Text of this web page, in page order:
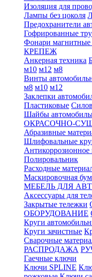
Изоляция для
Лампы без цоколя
Предохранители
Гофрированные
Фонари магнитные
КРЕПЕЖ
Анкерная техника
м10 м12 м8
Винты
м8 м10 м12
Заклепки
Пластиковые
Шайбы
ОКРАСОЧНО-
Абразивные
Шлифовальные
Полировальник
Расходные
Маскировочная
МЕБЕЛЬ ДЛЯ
Аксессуары для
Закрытые тележки
ОБОРУДОВАНИЕ
Круги
Круги зачистные
Сварочные
РАСПРОДАЖА
Гаечные ключи
Ключи SPLINE